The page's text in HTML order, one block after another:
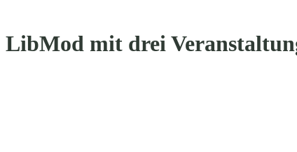
LibMod mit drei